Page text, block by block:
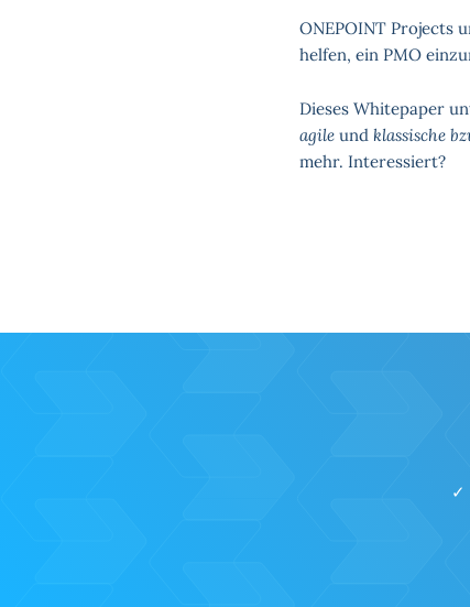
ONEPOINT Projects
helfen, ein PMO
Dieses Whitepaper
agile und klassische
mehr. Interessiert?
✓